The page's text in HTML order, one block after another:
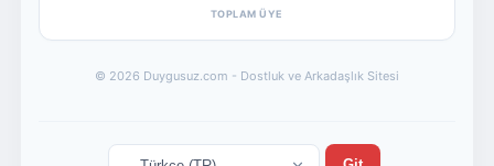
TOPLAM ÜYE
© 2026 Duygusuz.com - Dostluk ve Arkadaşlık Sitesi